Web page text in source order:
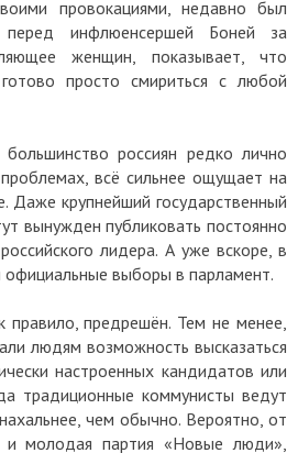
провокациями, недавно был
перед инфлюенсершей Боней за
женщин, показывает, что
просто смириться с любой
россиян редко лично
всё сильнее ощущает на
Даже крупнейший государственный
вынужден публиковать постоянно
лидера. А уже вскоре, в
официальные выборы в парламент.
предрешён. Тем не менее,
людям возможность высказаться
настроенных кандидатов или
традиционные коммунисты ведут
чем обычно. Вероятно, от
и молодая партия «Новые люди»,